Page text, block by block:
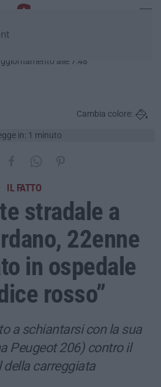
alle 7:48
in: 1 minuto
Cambia colore:
IL FATTO
stradale a
22enne
in ospedale
rosso”
a schiantarsi con la sua
Peugeot 206) contro il
della carreggiata